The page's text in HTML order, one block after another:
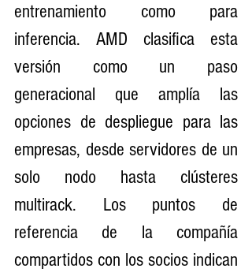
entrenamiento como para
inferencia. AMD clasifica esta
versión como un paso
generacional que amplía las
opciones de despliegue para las
empresas, desde servidores de un
solo nodo hasta clústeres
multirack. Los puntos de
referencia de la compañía
compartidos con los socios indican